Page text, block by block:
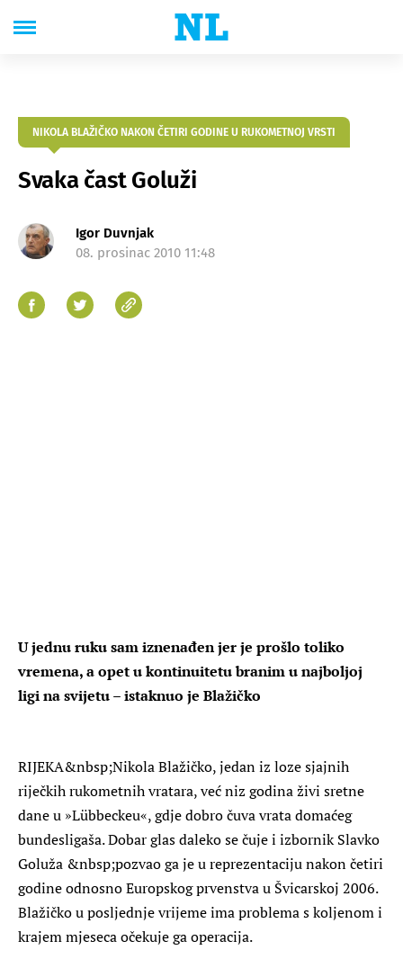
NIKOLA BLAŽIČKO NAKON ČETIRI GODINE U RUKOMETNOJ VRSTI
Svaka čast Goluži
Igor Duvnjak
08. prosinac 2010 11:48
U jednu ruku sam iznenađen jer je prošlo toliko
vremena, a opet u kontinuitetu branim u najboljoj
ligi na svijetu – istaknuo je Blažičko
RIJEKA&nbsp;Nikola Blažičko, jedan iz loze sjajnih
riječkih rukometnih vratara, već niz godina živi sretne
dane u »Lübbeckeu«, gdje dobro čuva vrata domaćeg
bundesligaša. Dobar glas daleko se čuje i izbornik Slavko
Goluža &nbsp;pozvao ga je u reprezentaciju nakon četiri
godine odnosno Europskog prvenstva u Švicarskoj 2006.
Blažičko u posljednje vrijeme ima problema s koljenom i
krajem mjeseca očekuje ga operacija.